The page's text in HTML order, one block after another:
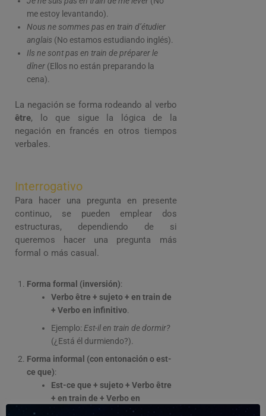
me estoy levantando).
Nous ne sommes pas en train d’étudier
anglais (No estamos estudiando inglés).
Ils ne sont pas en train de préparer le
dîner (Ellos no están preparando la
cena).
La negación se forma rodeando al verbo
être, lo que sigue la lógica de la
negación en francés en otros tiempos
verbales.
Interrogativo
Para hacer una pregunta en presente
continuo, se pueden emplear dos
estructuras, dependiendo de si
queremos hacer una pregunta más
formal o más casual.
Forma formal (inversión):
Verbo être + sujeto + en train de
+ Verbo en infinitivo.
Ejemplo: Est-il en train de dormir?
(¿Está él durmiendo?).
Forma informal (con entonación o est-
ce que):
Est-ce que + sujeto + Verbo être
+ en train de + Verbo en